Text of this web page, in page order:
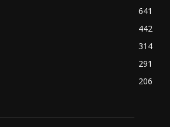
641
442
314
291
206